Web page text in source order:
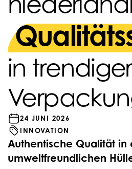
in trendiger
24 JUNI 2026
INNOVATION
Authentische Qualität in
umweltfreundlichen